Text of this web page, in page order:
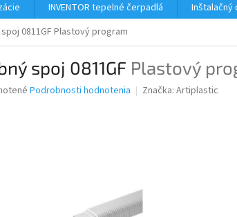
INVENTOR tepelné čerpadlá Inštalačný
0811GFPlastový program
spoj 0811GF Plastový
Podrobnosti hodnotenia Značka: Artiplastic